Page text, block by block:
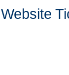
Website